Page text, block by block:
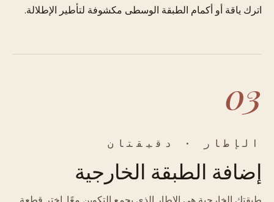
اترك ياقة أو أكمام الطبقة الوسطى مكشوفة لتأطير الإطلالة.
03
الإطار · دقيقتان
إضافة الطبقة الخارجية